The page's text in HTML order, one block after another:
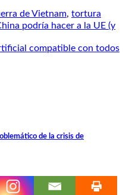
de Vietnam, tortura
podría hacer a la UE (y
compatible con todos
de la crisis de